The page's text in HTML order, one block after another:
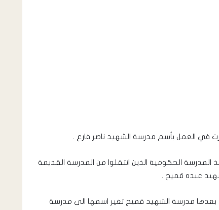
في العمل بأسم مدرسة الشهيد ناصر فارع .
الحكومية الذين انتقلوا من المدرسة القديمة
عبده قميح .
هاتين التسميتين للمدرستين وحتى العام 1994م . بعدها مدرسة الشهيد قميح تغير اسمها الى مدرسة